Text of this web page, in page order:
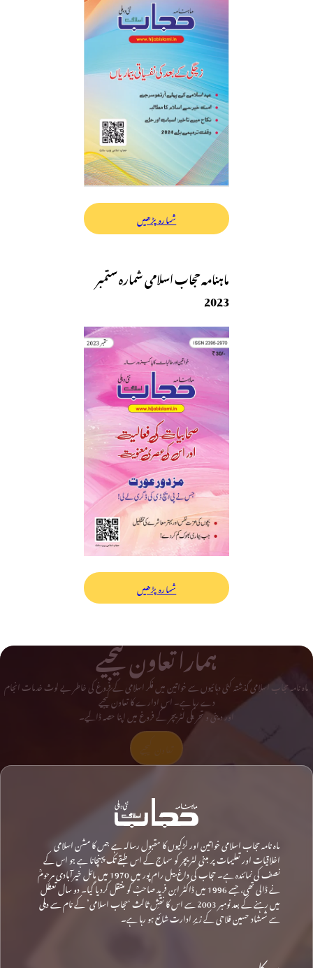
شمارہ پڑھیں
ماہنامہ حجاب اسلامی شمارہ ستمبر
2023
شمارہ پڑھیں
ہمارا تعاون کیجیے
ماہ نامہ حجاب اسلامی گذشتہ کئی دہائیوں سے خواتین میں فکر اسلامی کے فروغ کی خاطر بے لوث خدمات انجام
دے رہا ہے۔ اس ادارے کا تعاون کیجیے
اور دینی و تحریکی لٹریچر کے فروغ میں اپنا حصہ ڈالیے۔
ماہ نامہ حجاب اسلامی خواتین اور لڑکیوں کا مقبول رسالہ ہے جس کا مشن اسلامی
اخلاقیات اور تعلیمات پر مبنی لٹریچر کو سماج کے اس طبقے تک پہنچانا ہے جو اس کے
نصف کی نمائندہ ہے۔ حجاب کی داغ بیل رام پور میں 1970 میں مائل خیرآبادی مرحومؒ
نے ڈالی تھی، جسے 1996 میں ڈاکٹر ابن فرید صاحبؒ کو منتقل کردیا گیا۔ دو سال تعطل
میں رہنے کے بعد نومبر 2003 سے اس کا نقشِ ثالث ‘حجاب اسلامی’ کے نام سے دہلی
سے شمشاد حسین فلاحی کے زیرِ ادارت شائع ہو رہا ہے۔